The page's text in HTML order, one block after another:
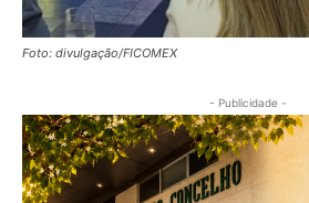
Foto: divulgação/FICOMEX
- Publicidade -